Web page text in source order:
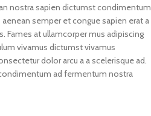
nostra sapien dictumst condimentum
semper et congue sapien erat a
Fames at ullamcorper mus adipiscing
vivamus dictumst vivamus
dolor arcu a a scelerisque ad.
ad fermentum nostra